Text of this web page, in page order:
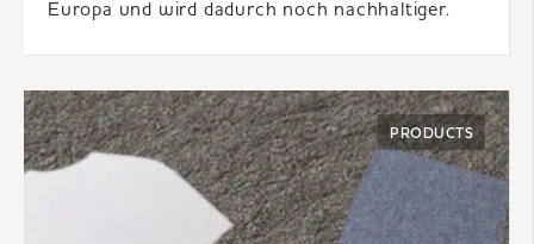
Europa und wird dadurch noch nachhaltiger.
PRODUCTS